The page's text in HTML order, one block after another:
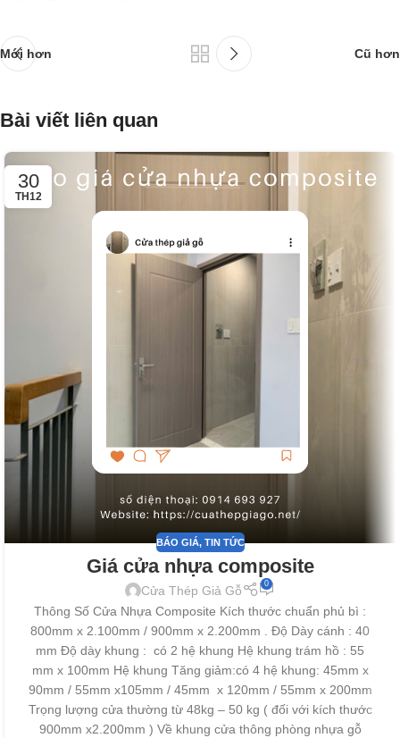
Mới hơn Cũ hơn
Bài viết liên quan
30
TH12
BÁO GIÁ, TIN TỨC
Giá cửa nhựa composite
Cửa Thép Giả Gỗ 0
Thông Số Cửa Nhựa Composite Kích thước chuẩn phủ bì :
800mm x 2.100mm / 900mm x 2.200mm . Độ Dày cánh : 40
mm Độ dày khung : có 2 hệ khung Hệ khung trám hồ : 55
mm x 100mm Hệ khung Tăng giảm:có 4 hệ khung: 45mm x
90mm / 55mm x105mm / 45mm x 120mm / 55mm x 200mm
Trọng lượng cửa thường từ 48kg – 50 kg ( đối với kích thước
900mm x2.200mm ) Về khung cửa thông phòng nhựa gỗ